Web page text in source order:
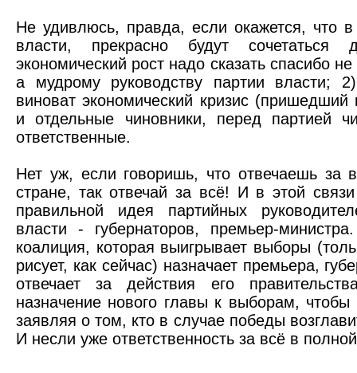
Не удивлюсь, правда, если окажется, что
власти, прекрасно будут
экономический рост надо сказать спасибо
а мудрому руководству партии власти;
виноват экономический кризис
и отдельные чиновники, перед партией
ответственные.
Нет уж, если говоришь, что отвечаешь за
стране, так отвечай за всё! И в этой
правильной идея партийных
власти - губернаторов, премьер-
коалиция, которая выигрывает выборы
рисует, как сейчас) назначает премьера,
отвечает за действия его
назначение нового главы к выборам,
заявляя о том, кто в случае победы
И несли уже ответственность за всё в